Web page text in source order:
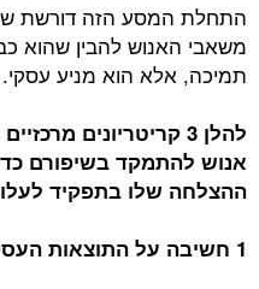
התחלת המסע הזה דורשת
משאבי האנוש להבין שהוא
תמיכה, אלא הוא מניע עסקי.
להלן 3 קריטריונים
אנוש להתמקד בשיפורם
ההצלחה שלו בתפקיד
1 חשיבה על התוצאות העסקיות: